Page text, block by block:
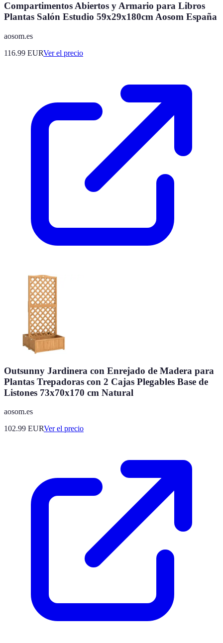
Compartimentos Abiertos y Armario para Libros
Plantas Salón Estudio 59x29x180cm Aosom España
aosom.es
116.99 EURVer el precio
Outsunny Jardinera con Enrejado de Madera para
Plantas Trepadoras con 2 Cajas Plegables Base de
Listones 73x70x170 cm Natural
aosom.es
102.99 EURVer el precio